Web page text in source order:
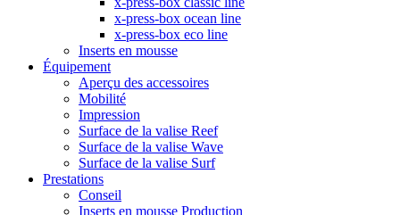
x-press-box ocean line
x-press-box eco line
Inserts en mousse
Équipement
Aperçu des accessoires
Mobilité
Impression
Surface de la valise Reef
Surface de la valise Wave
Surface de la valise Surf
Prestations
Conseil
Inserts en mousse Production